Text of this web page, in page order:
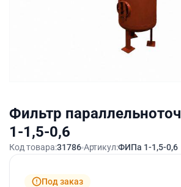
Фильтр
1-1,5-0,6
Код товара:31786 Артикул:ФИПа 1-1,5-0,6
Под заказ